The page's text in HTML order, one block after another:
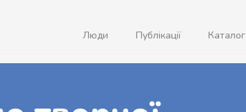
Люди Публікації Каталог